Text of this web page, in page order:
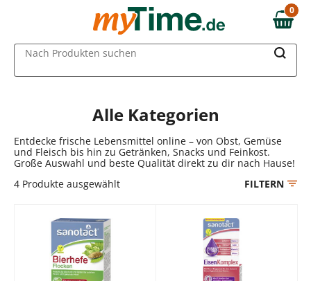
Zum Hauptinhalt springen
Zur Navigation springen
Zur Suche springen
0,00 €
0
Nach Produkten suchen
Alle Kategorien
Entdecke frische Lebensmittel online – von Obst, Gemüse
und Fleisch bis hin zu Getränken, Snacks und Feinkost.
Große Auswahl und beste Qualität direkt zu dir nach Hause!
4 Produkte ausgewählt FILTERN